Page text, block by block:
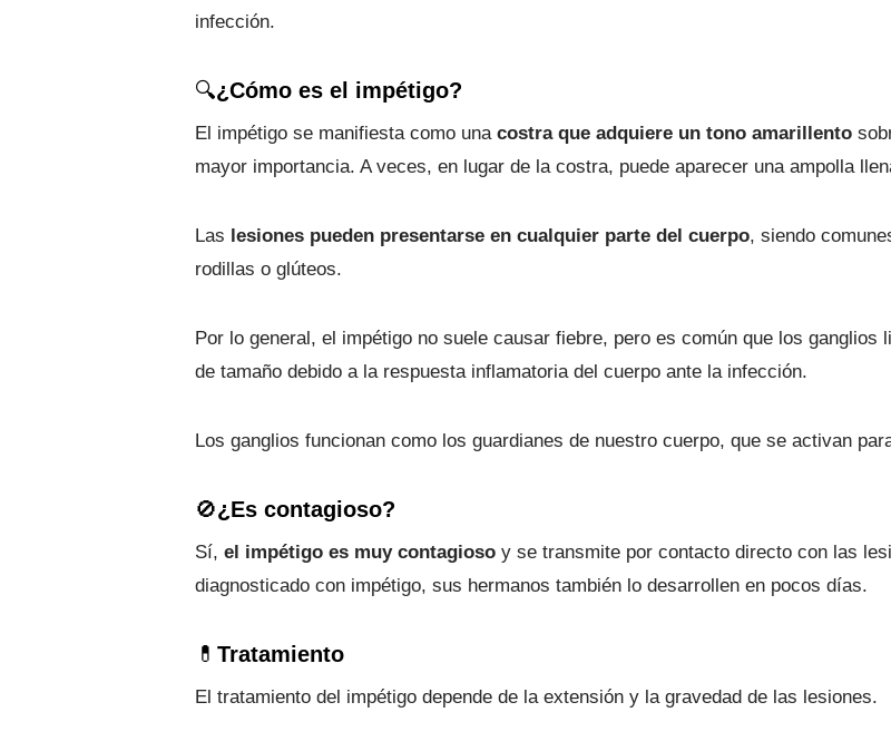
infección.
🔍¿Cómo es el impétigo?
El impétigo se manifiesta como una costra que adquiere un tono amarillento
mayor importancia. A veces, en lugar de la costra, puede aparecer una ampolla
Las lesiones pueden presentarse en cualquier parte del cuerpo, siendo
rodillas o glúteos.
Por lo general, el impétigo no suele causar fiebre, pero es común que los
de tamaño debido a la respuesta inflamatoria del cuerpo ante la infección.
Los ganglios funcionan como los guardianes de nuestro cuerpo, que se activan
🚫¿Es contagioso?
Sí, el impétigo es muy contagioso y se transmite por contacto directo con las
diagnosticado con impétigo, sus hermanos también lo desarrollen en pocos días.
💊 Tratamiento
El tratamiento del impétigo depende de la extensión y la gravedad de las lesiones.